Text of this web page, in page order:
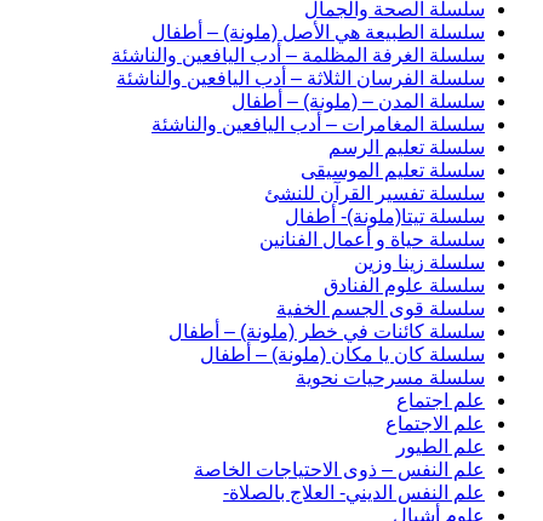
سلسلة الصحة والجمال
سلسلة الطبيعة هي الأصل (ملونة) – أطفال
سلسلة الغرفة المظلمة – أدب اليافعين والناشئة
سلسلة الفرسان الثلاثة – أدب اليافعين والناشئة
سلسلة المدن – (ملونة) – أطفال
سلسلة المغامرات – أدب اليافعين والناشئة
سلسلة تعليم الرسم
سلسلة تعليم الموسيقى
سلسلة تفسير القرآن للنشئ
سلسلة تيتا(ملونة)- أطفال
سلسلة حياة و أعمال الفنانين
سلسلة زينا وزين
سلسلة علوم الفنادق
سلسلة قوى الجسم الخفية
سلسلة كائنات في خطر (ملونة) – أطفال
سلسلة كان يا مكان (ملونة) – أطفال
سلسلة مسرحيات نحوية
علم اجتماع
علم الاجتماع
علم الطيور
علم النفس – ذوى الاحتياجات الخاصة
علم النفس الديني- العلاج بالصلاة-
علوم أشبال